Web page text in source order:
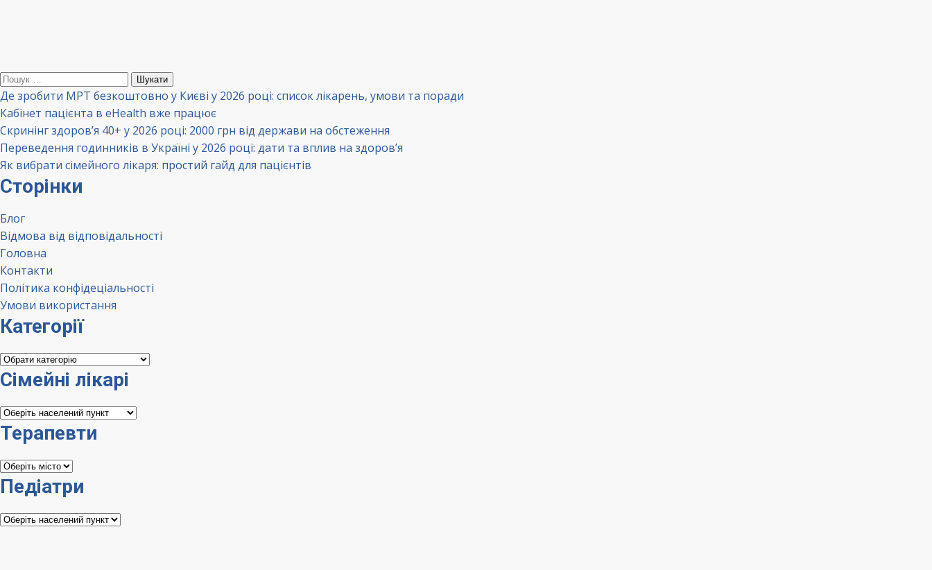
Пошук:
Де зробити МРТ безкоштовно у Києві у 2026 році: список лікарень, умови та поради
Кабінет пацієнта в eHealth вже працює
Скринінг здоров’я 40+ у 2026 році: 2000 грн від держави на обстеження
Переведення годинників в Україні у 2026 році: дати та вплив на здоров’я
Як вибрати сімейного лікаря: простий гайд для пацієнтів
Сторінки
Блог
Відмова від відповідальності
Головна
Контакти
Політика конфідеціальності
Умови використання
Категорії
Категорії
Сімейні лікарі
Сімейні
лікарі
Терапевти
Терапевти
Педіатри
Педіатри